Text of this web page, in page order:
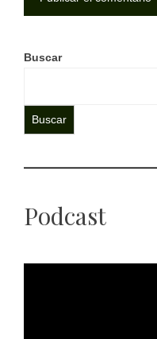
Buscar
Buscar
Podcast